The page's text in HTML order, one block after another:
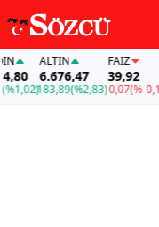
ALTIN
6.676,47
183,89(%2,83)
FAİZ
39,92
-0,07(%-0,17)